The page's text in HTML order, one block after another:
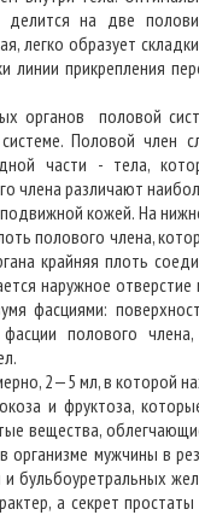
на две
легко образует
линии прикрепления
половой
Половой
части - тела,
члена различают
кожей. На
полового члена,
крайняя плоть
наружное
фасциями:
полового
2—5 мл, в которой
и фруктоза,
вещества,
организме мужчины в
бульбоуретральных
а секрет